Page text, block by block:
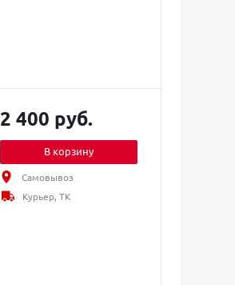
2 400 руб.
В корзину
Самовывоз
Курьер, ТК